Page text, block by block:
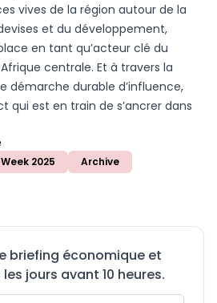
vives de la région autour de la
et du développement,
en tant qu’acteur clé du
centrale. Et à travers la
démarche durable d’influence,
qui est en train de s’ancrer dans
2025 Archive
briefing économique et
jours avant 10 heures.